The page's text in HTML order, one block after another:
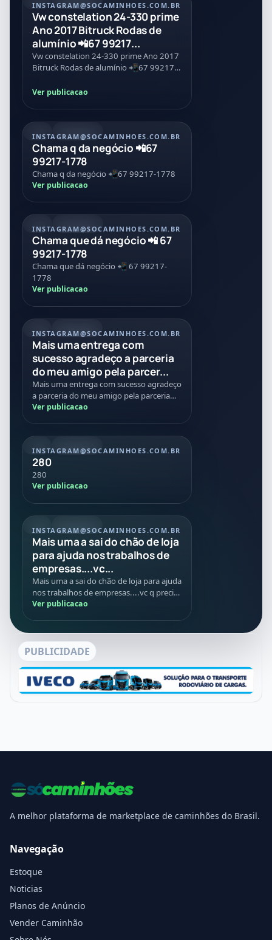
INSTAGRAM@SOCAMINHOES.COM.BR
Vw constelation 24-330 prime
Ano 2017 Bitruck Rodas de
alumínio 📲67 99217...
Vw constelation 24-330 prime Ano 2017
Bitruck Rodas de alumínio 📲67 99217-
Ver publicacao
INSTAGRAM@SOCAMINHOES.COM.BR
Chama q da negócio 📲67
99217-1778
Chama q da negócio 📲67 99217-1778
Ver publicacao
INSTAGRAM@SOCAMINHOES.COM.BR
Chama que dá negócio 📲 67
99217-1778
Chama que dá negócio 📲 67 99217-
1778
Ver publicacao
INSTAGRAM@SOCAMINHOES.COM.BR
Mais uma entrega com
sucesso agradeço a parceria
do meu amigo pela parcer...
Mais uma entrega com sucesso agradeço
a parceria do meu amigo pela parceria
nessa negociação Tmj
Ver publicacao
INSTAGRAM@SOCAMINHOES.COM.BR
280
280
Ver publicacao
INSTAGRAM@SOCAMINHOES.COM.BR
Mais uma a sai do chão de loja
para ajuda nos trabalhos de
empresas....vc...
Mais uma a sai do chão de loja para ajuda
nos trabalhos de empresas....vc q precisa
de caminhões máquinas implementos
Ver publicacao
PUBLICIDADE
A melhor plataforma de marketplace de caminhões do Brasil.
Navegação
Estoque
Noticias
Planos de Anúncio
Vender Caminhão